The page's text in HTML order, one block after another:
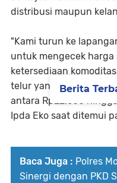
distribusi maupun
"Kami turun ke
untuk mengecek
ketersediaan
telur yang dijual oleh
antara Rp22.500
Ipda Eko saat ditemui
Baca Juga : Polres
Sinergi dengan PKD
Berita